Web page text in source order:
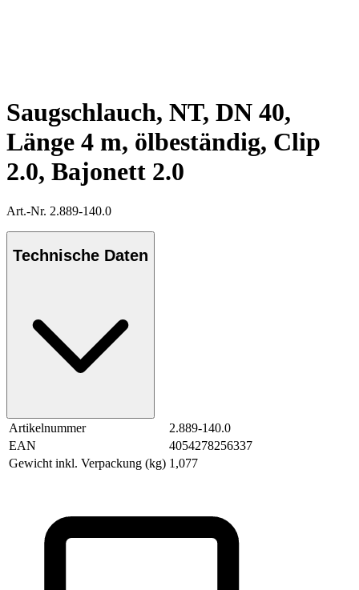
Saugschlauch, NT, DN 40,
Länge 4 m, ölbeständig, Clip
2.0, Bajonett 2.0
Art.-Nr. 2.889-140.0
Technische Daten
Artikelnummer
2.889-140.0
EAN
4054278256337
Gewicht inkl. Verpackung (kg) 1,077